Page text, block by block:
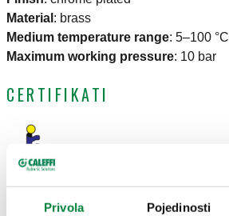
Privola Pojedinosti
Material : brass
Medium temperature range: 5–100 °C
Maximum working pressure: 10 bar
CERTIFIKATI